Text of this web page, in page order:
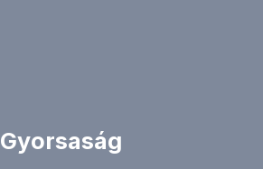
Gyorsaság